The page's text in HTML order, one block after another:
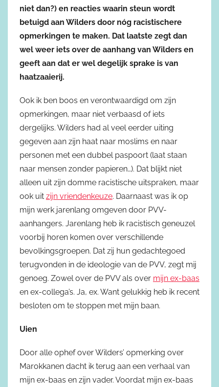
niet dan?) en reacties waarin steun wordt
betuigd aan Wilders door nóg racistischere
opmerkingen te maken. Dat laatste zegt dan
wel weer iets over de aanhang van Wilders en
geeft aan dat er wel degelijk sprake is van
haatzaaierij.
Ook ik ben boos en verontwaardigd om zijn
opmerkingen, maar niet verbaasd of iets
dergelijks. Wilders had al veel eerder uiting
gegeven aan zijn haat naar moslims en naar
personen met een dubbel paspoort (laat staan
naar mensen zonder papieren…). Dat blijkt niet
alleen uit zijn domme racistische uitspraken, maar
ook uit zijn vriendenkeuze. Daarnaast was ik op
mijn werk jarenlang omgeven door PVV-
aanhangers. Jarenlang heb ik racistisch geneuzel
voorbij horen komen over verschillende
bevolkingsgroepen. Dat zij hun gedachtegoed
terugvonden in de ideologie van de PVV, zegt mij
genoeg. Zowel over de PVV als over mijn ex-baas
en ex-collega’s. Ja, ex. Want gelukkig heb ik recent
besloten om te stoppen met mijn baan.
Uien
Door alle ophef over Wilders’ opmerking over
Marokkanen dacht ik terug aan een verhaal van
mijn ex-baas en zijn vader. Voordat mijn ex-baas